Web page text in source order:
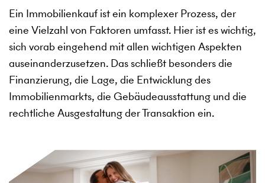
Ein Immobilienkauf ist ein komplexer Prozess, der
eine Vielzahl von Faktoren umfasst. Hier ist es wichtig,
sich vorab eingehend mit allen wichtigen Aspekten
auseinanderzusetzen. Das schließt besonders die
Finanzierung, die Lage, die Entwicklung des
Immobilienmarkts, die Gebäudeausstattung und die
rechtliche Ausgestaltung der Transaktion ein.